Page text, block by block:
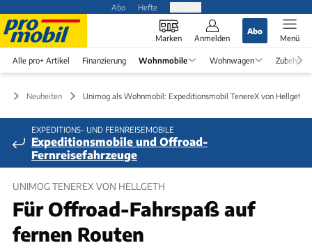
Abo Hefte
Marken Anmelden
Abo
Menü
Alle pro+ Artikel Finanzierung Wohnmobile Wohnwagen Zubehör
Neuheiten Unimog als Wohnmobil: Expeditionsmobil TenereX von Hellgeth
EXPEDITIONS- UND FERNREISEMOBILE
Expeditionsmobile und Offroad-
Fernreisefahrzeuge
UNIMOG TENEREX VON HELLGETH
Für Offroad-Fahrspaß auf
fernen Routen